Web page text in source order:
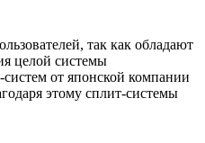
так как обладают
целой системы
от японской компании
этому сплит-системы